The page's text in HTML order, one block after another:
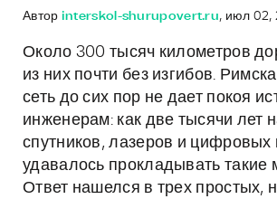
Автор interskol-shurupovert.ru, июл 02,
Около 300 тысяч километров
из них почти без изгибов.
сеть до сих пор не дает покоя
инженерам: как две тысячи лет
спутников, лазеров и цифровых
удавалось прокладывать такие
Ответ нашелся в трех простых,